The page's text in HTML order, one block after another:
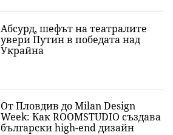
Абсурд, шефът на театралите
увери Путин в победата над
Украйна
От Пловдив до Milan Design
Week: Как ROOMSTUDIO създава
български high-end дизайн